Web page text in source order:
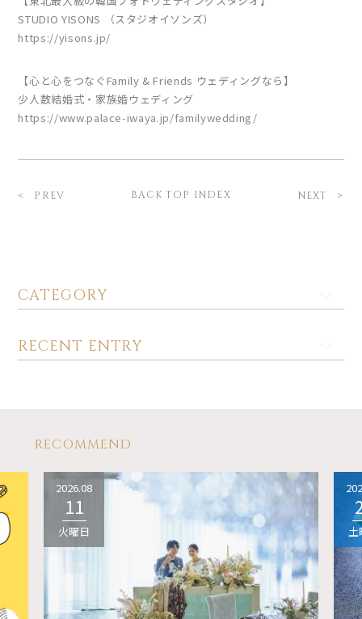
CATEGORY
RECENT ENTRY
STUDIO YISONS （スタジオイソンズ）
https://yisons.jp/
【心と心をつなぐFamily & Friends ウェディングなら】
少人数結婚式・家族婚ウェディング
https://www.palace-iwaya.jp/familywedding/
PREV BACK TOP INDEX NEXT
RECOMMEND
2026.08
11
火曜日 土